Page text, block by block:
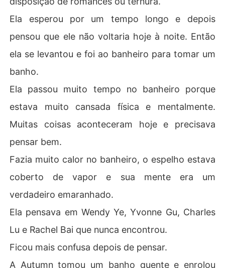
Ela esperou por um tempo longo e depois
pensou que ele não voltaria hoje à noite. Então
ela se levantou e foi ao banheiro para tomar um
banho.
Ela passou muito tempo no banheiro porque
estava muito cansada física e mentalmente.
Muitas coisas aconteceram hoje e precisava
pensar bem.
Fazia muito calor no banheiro, o espelho estava
coberto de vapor e sua mente era um
verdadeiro emaranhado.
Ela pensava em Wendy Ye, Yvonne Gu, Charles
Lu e Rachel Bai que nunca encontrou.
Ficou mais confusa depois de pensar.
A Autumn tomou um banho quente e enrolou